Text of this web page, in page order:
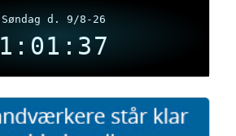
Søndag d. 9/8-26
1:01:37